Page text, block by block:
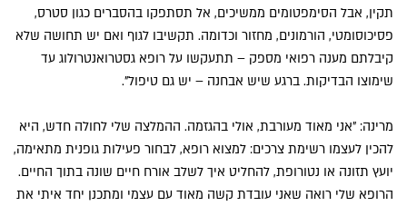
תקין, אבל הסימפטומים ממשיכים, אל תסתפקו בהסברים כגון סטרס,
פסיכוסומטי, הורמונים, מחזור וכדומה. תקשיבו לגוף ואם יש תחושה שלא
קיבלתם מענה רפואי מספק – תתעקשו על רופא גסטרואנטרולוג עד
שימוצו הבדיקות. ברגע שיש אבחנה – יש גם טיפול".
מרינה: "אני מאוד מעורבת, אולי בהגזמה. ההמלצה שלי לחולה חדש, היא
להכין לעצמו רשימת צרכים: למצוא רופא, לבחור פעילות גופנית מתאימה,
יועץ תזונה או נטורופת, להחליט איך לשלב אורח חיים שונה בתוך החיים.
הרופא שלי רואה שאני עובדת קשה מאוד עם עצמי ומתכנן יחד איתי את